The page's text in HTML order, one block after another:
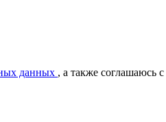
данных , а также соглашаюсь с